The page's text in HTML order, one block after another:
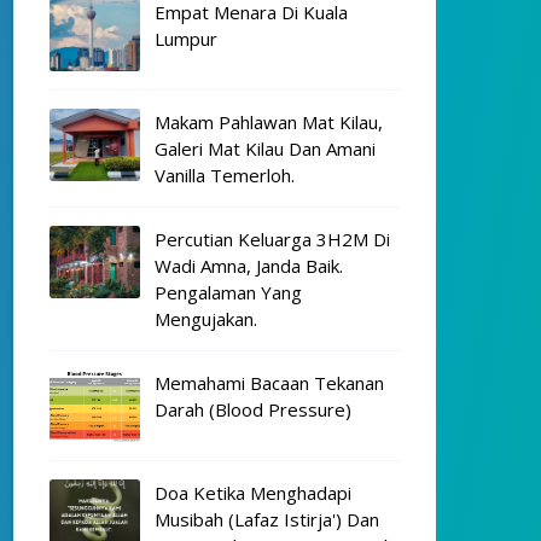
Empat Menara Di Kuala
Lumpur
Makam Pahlawan Mat Kilau,
Galeri Mat Kilau Dan Amani
Vanilla Temerloh.
Percutian Keluarga 3H2M Di
Wadi Amna, Janda Baik.
Pengalaman Yang
Mengujakan.
Memahami Bacaan Tekanan
Darah (Blood Pressure)
Doa Ketika Menghadapi
Musibah (Lafaz Istirja') Dan